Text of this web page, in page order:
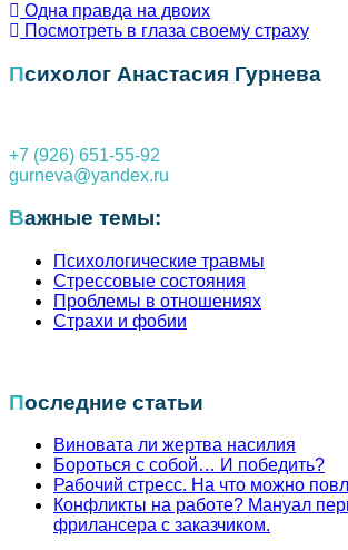
Навигация
по
Одна правда на двоих
Посмотреть в глаза своему страху
Психолог Анастасия Гурнева
+7 (926) 651-55-92
gurneva@yandex.ru
Важные темы:
Психологические травмы
Стрессовые состояния
Проблемы в отношениях
Страхи и фобии
Последние статьи
Виновата ли жертва насилия
Бороться с собой… И победить?
Рабочий стресс. На что можно
Конфликты на работе? Мануал
фрилансера с заказчиком.